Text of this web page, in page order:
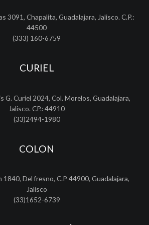
3091, Chapalita, Guadalajara, Jalisco. C.P.:
44500
(333) 160-6759
CURIEL
G. Curiel 2024, Col. Morelos, Guadalajara,
Jalisco. CP.: 44910
(33)2494-1980
COLON
1840, Del fresno, C.P 44900, Guadalajara,
Jalisco
(33)1652-6739